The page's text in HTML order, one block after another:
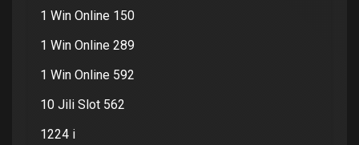
1 Win Online 150
1 Win Online 289
1 Win Online 592
10 Jili Slot 562
1224 i